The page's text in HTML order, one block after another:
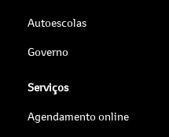
Autoescolas
Governo
Serviços
Agendamento online